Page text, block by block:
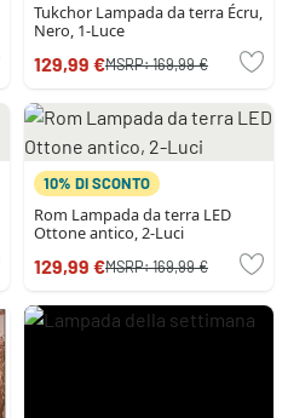
Tukchor Lampada da terra Écru,
Nero, 1-Luce
129,99 €MSRP:169,99 €
10% DI SCONTO
Rom Lampada da terra LED
Ottone antico, 2-Luci
129,99 €MSRP:169,99 €